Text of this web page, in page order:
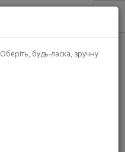
Оберіть, будь-ласка, зручну